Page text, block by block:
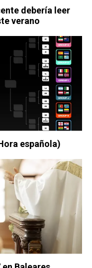
debería leer
verano
española)